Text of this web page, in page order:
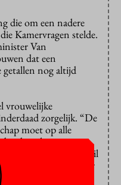
die om een nadere
Kamervragen stelde.
Van
dat een
nog altijd
vrouwelijke
zorgelijk. “De
moet op alle
bereiken we geen
en vrouwen.” Ze wil
bepalen of nader